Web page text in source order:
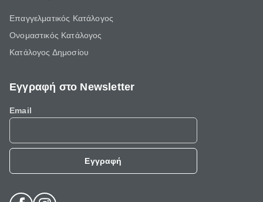
Επαγγελματικός Κατάλογος
Ονομαστικός Κατάλογος
Κατάλογος Δημοσίου
Εγγραφή στο Newsletter
Email
Εγγραφή